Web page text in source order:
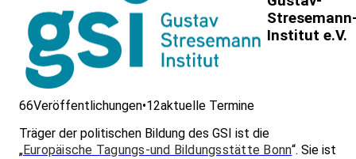
Institut e.V.
66Veröffentlichungen•12aktuelle Termine
Träger der politischen Bildung des GSI ist die
„Europäische Tagungs-und Bildungsstätte Bonn“. Sie ist